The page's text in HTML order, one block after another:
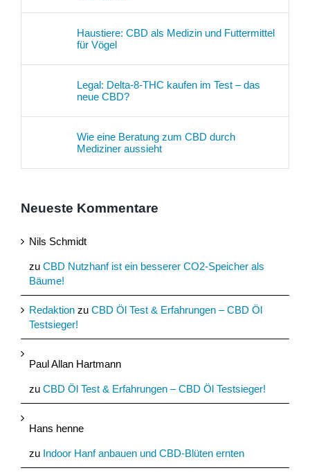
Haustiere: CBD als Medizin und Futtermittel
für Vögel
Legal: Delta-8-THC kaufen im Test – das
neue CBD?
Wie eine Beratung zum CBD durch
Mediziner aussieht
Neueste Kommentare
Nils Schmidt
zu CBD Nutzhanf ist ein besserer CO2-Speicher als
Bäume!
Redaktion zu CBD Öl Test & Erfahrungen – CBD Öl
Testsieger!
Paul Allan Hartmann
zu CBD Öl Test & Erfahrungen – CBD Öl Testsieger!
Hans henne
zu Indoor Hanf anbauen und CBD-Blüten ernten